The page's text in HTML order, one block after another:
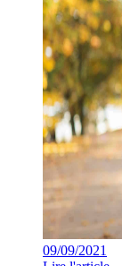
09/09/2021